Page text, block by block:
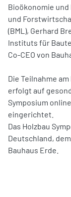
Bioökonomie
und
(BML), Gerhard
Instituts für
Co-CEO von
Die Teilnahme
erfolgt auf
Symposium
eingerichtet.
Das Holzbau
Deutschland,
Bauhaus Erde.